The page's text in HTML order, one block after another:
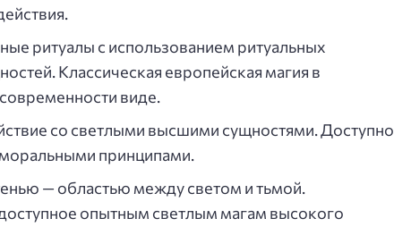
ритуалы с использованием ритуальных
Классическая европейская магия в
виде.
со светлыми высшими сущностями. Доступно
принципами.
— областью между светом и тьмой.
опытным светлым магам высокого